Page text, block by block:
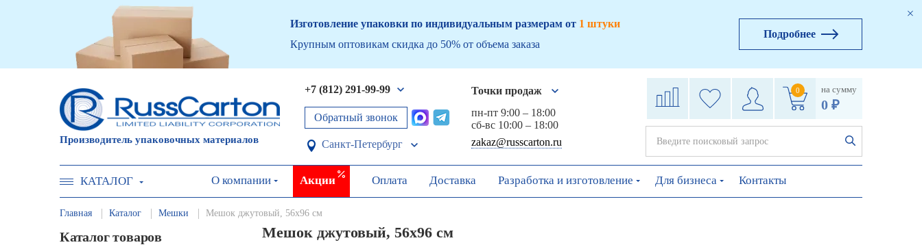
Изготовление упаковки по индивидуальным размерам от 1 штуки
Крупным оптовикам скидка до 50% от объема заказа
Подробнее
Производитель упаковочных материалов
+7 (812) 291-99-99
Обратный звонок
Санкт-Петербург
Точки продаж
пн-пт 9:00 – 18:00
сб-вс 10:00 – 18:00
zakaz@russcarton.ru
0 на сумму
0 ₽
КАТАЛОГ О компании Акции Оплата Доставка Разработка и изготовление Для бизнеса Контакты
Главная Каталог Мешки Мешок джутовый, 56х96 см
Каталог товаров Мешок джутовый, 56х96 см